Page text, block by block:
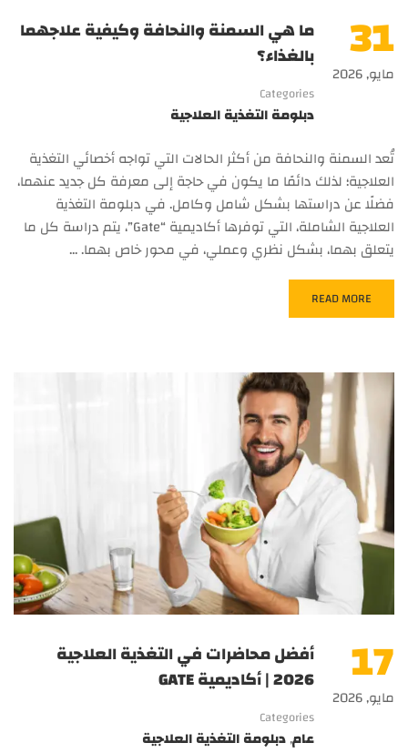
31
مايو, 2026
ما هي السمنة والنحافة وكيفية علاجهما
بالغذاء؟
Categories
دبلومة التغذية العلاجية
تُعد السمنة والنحافة من أكثر الحالات التي تواجه أخصائي التغذية
العلاجية؛ لذلك دائمًا ما يكون في حاجة إلى معرفة كل جديد عنهما،
فضلًا عن دراستها بشكل شامل وكامل. في دبلومة التغذية
العلاجية الشاملة، التي توفرها أكاديمية “Gate”، يتم دراسة كل ما
يتعلق بهما، بشكل نظري وعملي، في محور خاص بهما. …
READ MORE
17
مايو, 2026
أفضل محاضرات في التغذية العلاجية
2026 | أكاديمية GATE
Categories
عام,دبلومة التغذية العلاجية